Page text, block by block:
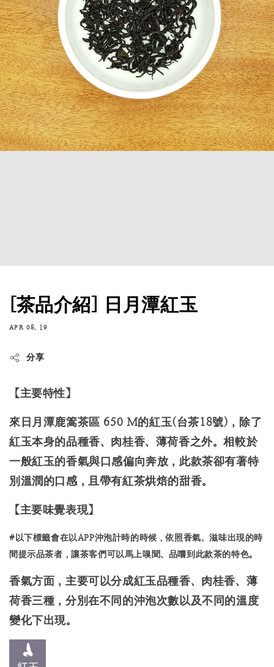
[茶品介紹] 日月潭紅玉
APR 08, 19
分享
【主要特性】
來日月潭鹿篙茶區 650 M的紅玉(台茶18號)，除了
紅玉本身的品種香、肉桂香、薄荷香之外。相較於
一般紅玉的香氣與口感偏向奔放，此款茶卻有著特
別溫潤的口感，且帶有紅茶烘焙的甜香。
【主要味覺表現】
#以下標籤會在以APP沖泡計時的時候，依照香氣、滋味出現的時
間提示品茶者，讓茶客們可以馬上嗅聞、品嚐到此款茶的特色。
香氣方面 ，主要可以分成紅玉品種香、肉桂香、薄
荷香三種，分別在不同的沖泡次數以及不同的溫度
變化下出現。